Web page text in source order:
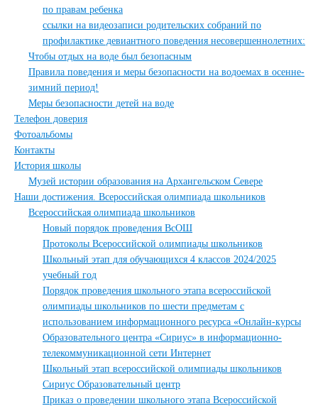
по правам ребенка
ссылки на видеозаписи родительских собраний по
профилактике девиантного поведения несовершеннолетних:
Чтобы отдых на воде был безопасным
Правила поведения и меры безопасности на водоемах в осенне-
зимний период!
Меры безопасности детей на воде
Телефон доверия
Фотоальбомы
Контакты
История школы
Музей истории образования на Архангельском Севере
Наши достижения. Всероссийская олимпиада школьников
Всероссийская олимпиада школьников
Новый порядок проведения ВсОШ
Протоколы Всероссийской олимпиады школьников
Школьный этап для обучающихся 4 классов 2024/2025
учебный год
Порядок проведения школьного этапа всероссийской
олимпиады школьников по шести предметам с
использованием информационного ресурса «Онлайн-курсы
Образовательного центра «Сириус» в информационно-
телекоммуникационной сети Интернет
Школьный этап всероссийской олимпиады школьников
Сириус Образовательный центр
Приказ о проведении школьного этапа Всероссийской